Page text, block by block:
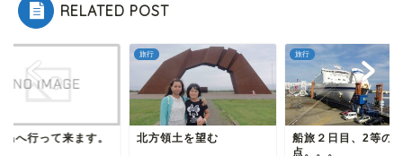
RELATED POST
島へ行って来ます。
旅行
北方領土を望む
旅行
船旅２日目、2等の
点。。。